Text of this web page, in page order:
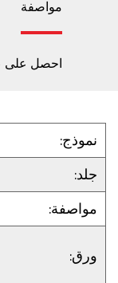
مواصفة
احصل على
نموذج:
جلد:
مواصفة:
ورق: